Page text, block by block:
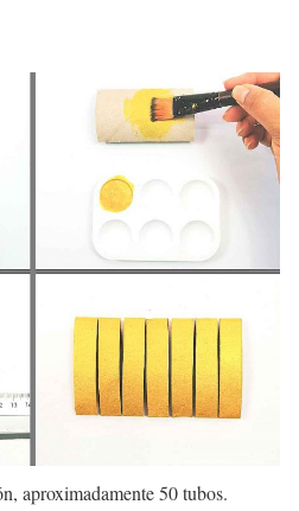
aproximadamente 50 tubos.